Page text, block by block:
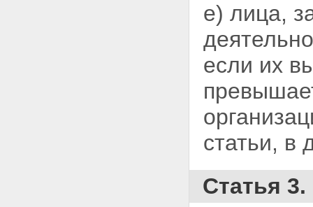
е) лица,
если их
статьи, в
Статья